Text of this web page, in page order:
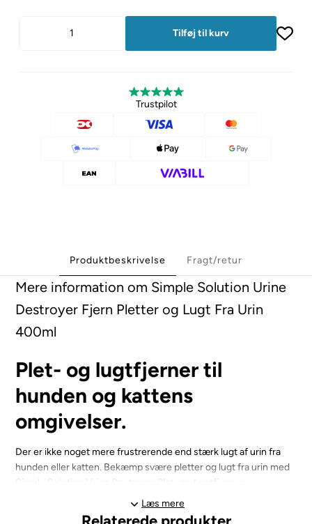
Trustpilot
Produktbeskrivelse Fragt/retur
Mere information om Simple Solution Urine
Destroyer Fjern Pletter og Lugt Fra Urin
400ml
Plet- og lugtfjerner til
hunden og kattens
omgivelser.
Der er ikke noget mere frustrerende end stærk lugt af urin fra
hunden eller katten. Bekæmp svære pletter og lugt fra urin med
Simple Solution Urine Destroyer Plet- og Lugtfjerner.
Produktet trænger dybt ind i tæppestofferne for at nå kilden til
Læs mere